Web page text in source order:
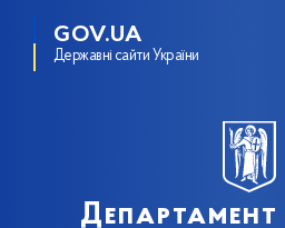
GOV.UA
Державні сайти України
Департамент